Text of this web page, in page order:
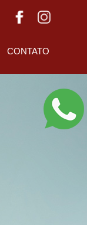
CONTATO